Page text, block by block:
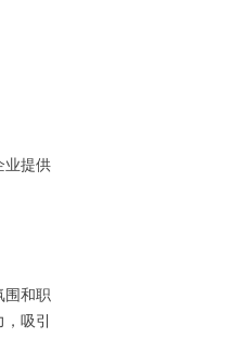
业提供
围和职
吸引